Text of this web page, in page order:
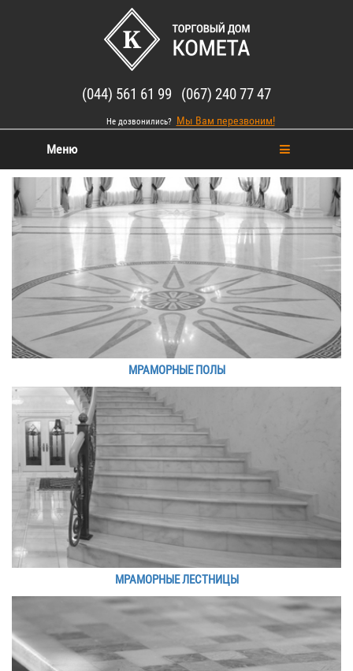
(044) 561 61 99 (067) 240 77 47
Не дозвонились? Мы Вам перезвоним!
Меню
МРАМОРНЫЕ ПОЛЫ
МРАМОРНЫЕ ЛЕСТНИЦЫ